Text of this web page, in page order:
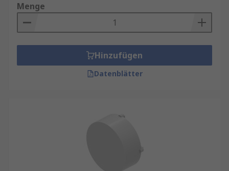
Menge
Hinzufügen
Datenblätter